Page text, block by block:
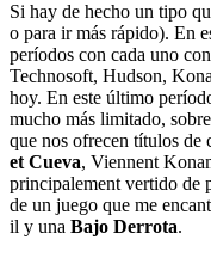
Si hay de hecho un tipo
o para ir más rápido). En
períodos con cada uno
Technosoft, Hudson,
hoy. En este último
mucho más limitado,
que nos ofrecen títulos de
et Cueva, Viennent
principalement vertido de
de un juego que me
il y una Bajo Derrota.